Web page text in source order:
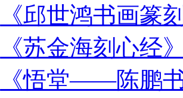
《邱世鸿书画篆
《苏金海刻心经
《悟堂——陈鹏